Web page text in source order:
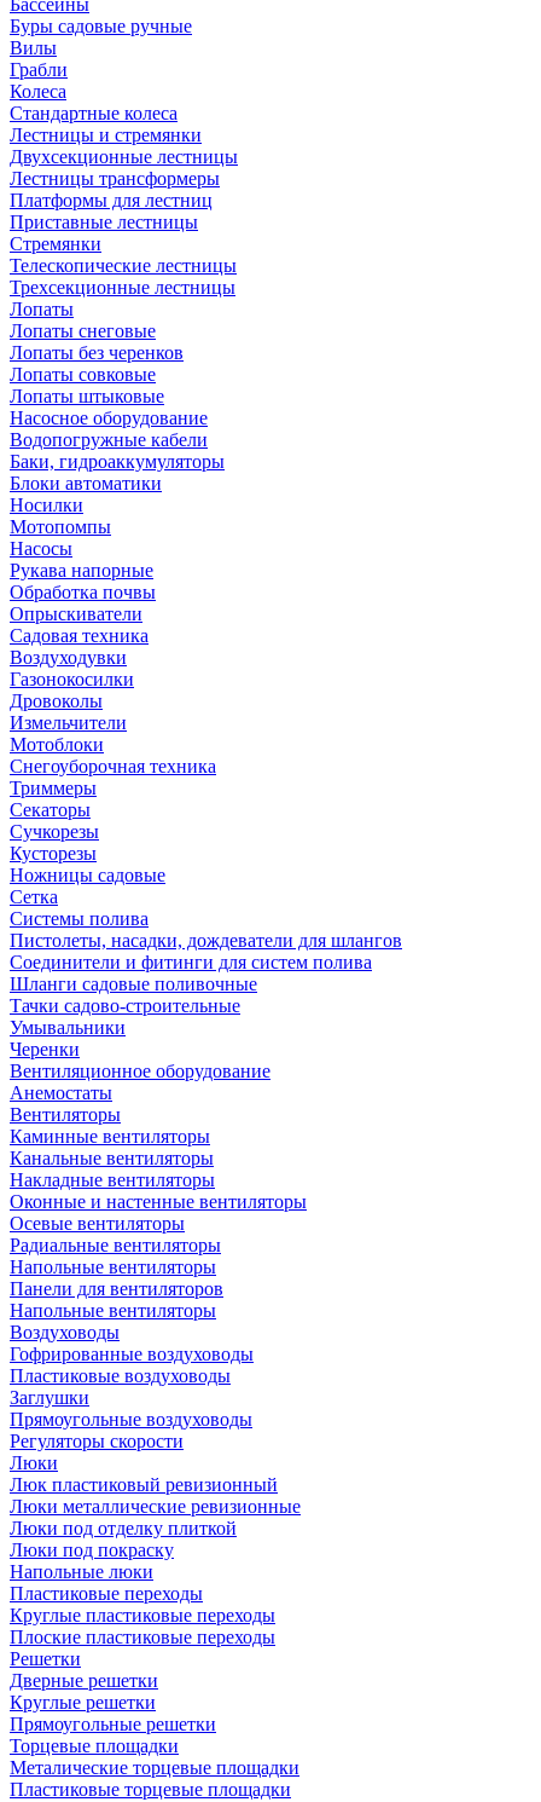
Бассейны
Буры садовые ручные
Вилы
Грабли
Колеса
Стандартные колеса
Лестницы и стремянки
Двухсекционные лестницы
Лестницы трансформеры
Платформы для лестниц
Приставные лестницы
Стремянки
Телескопические лестницы
Трехсекционные лестницы
Лопаты
Лопаты снеговые
Лопаты без черенков
Лопаты совковые
Лопаты штыковые
Насосное оборудование
Водопогружные кабели
Баки, гидроаккумуляторы
Блоки автоматики
Носилки
Мотопомпы
Насосы
Рукава напорные
Обработка почвы
Опрыскиватели
Садовая техника
Воздуходувки
Газонокосилки
Дровоколы
Измельчители
Мотоблоки
Снегоуборочная техника
Триммеры
Секаторы
Сучкорезы
Кусторезы
Ножницы садовые
Сетка
Системы полива
Пистолеты, насадки, дождеватели для шлангов
Соединители и фитинги для систем полива
Шланги садовые поливочные
Тачки садово-строительные
Умывальники
Черенки
Вентиляционное оборудование
Анемостаты
Вентиляторы
Каминные вентиляторы
Канальные вентиляторы
Накладные вентиляторы
Оконные и настенные вентиляторы
Осевые вентиляторы
Радиальные вентиляторы
Напольные вентиляторы
Панели для вентиляторов
Напольные вентиляторы
Воздуховоды
Гофрированные воздуховоды
Пластиковые воздуховоды
Заглушки
Прямоугольные воздуховоды
Регуляторы скорости
Люки
Люк пластиковый ревизионный
Люки металлические ревизионные
Люки под отделку плиткой
Люки под покраску
Напольные люки
Пластиковые переходы
Круглые пластиковые переходы
Плоские пластиковые переходы
Решетки
Дверные решетки
Круглые решетки
Прямоугольные решетки
Торцевые площадки
Металические торцевые площадки
Пластиковые торцевые площадки